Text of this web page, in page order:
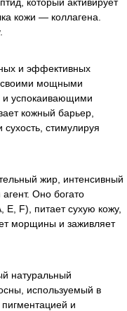
кожи — коллагена.
и эффективных
своими мощными
успокаивающими
кожный барьер,
стимулируя
жир, интенсивный
Оно богато
F), питает сухую кожу,
морщины и заживляет
натуральный
используемый в
и